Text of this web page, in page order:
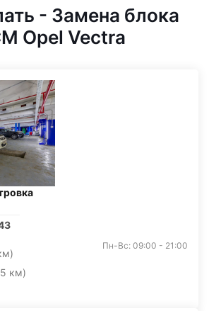
- Замена блока
Opel Vectra
км)
Пн-Вс: 09:00 - 21:00